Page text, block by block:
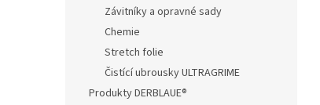
Závitníky a opravné sady
Chemie
Stretch folie
Čistící ubrousky ULTRAGRIME
Produkty DERBLAUE®